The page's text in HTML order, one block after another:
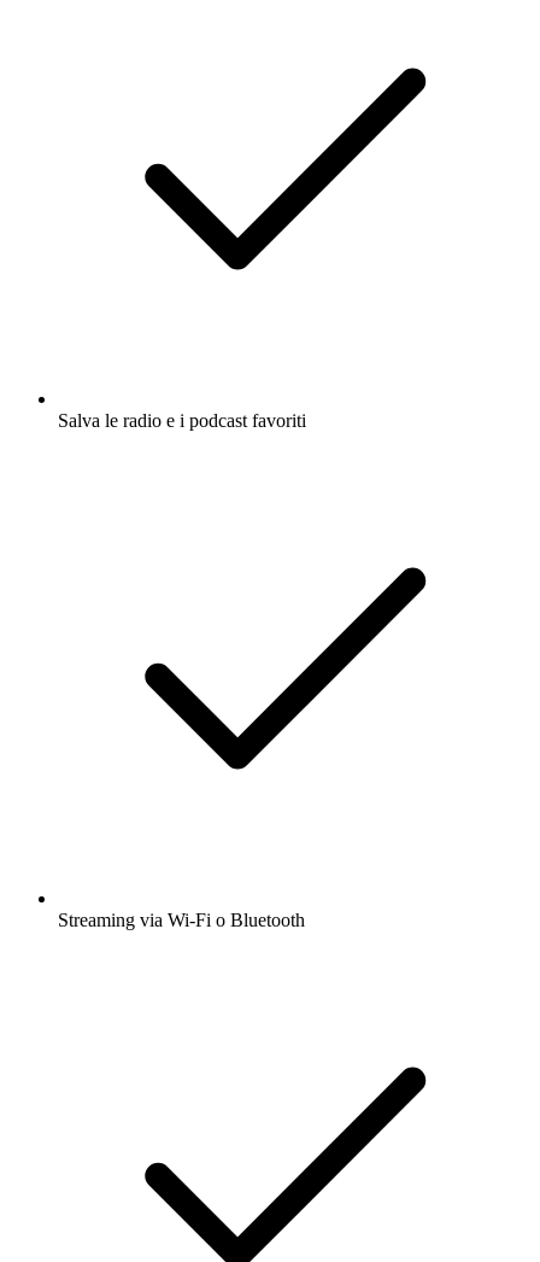
Salva le radio e i podcast favoriti
Streaming via Wi-Fi o Bluetooth